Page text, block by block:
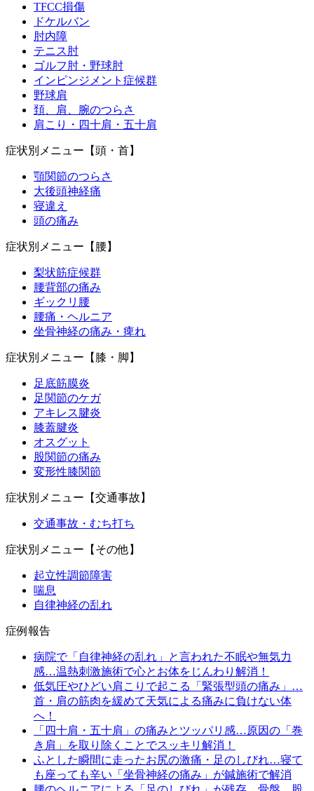
TFCC損傷
ドケルバン
肘内障
テニス肘
ゴルフ肘・野球肘
インピンジメント症候群
野球肩
頚、肩、腕のつらさ
肩こり・四十肩・五十肩
症状別メニュー【頭・首】
顎関節のつらさ
大後頭神経痛
寝違え
頭の痛み
症状別メニュー【腰】
梨状筋症候群
腰背部の痛み
ギックリ腰
腰痛・ヘルニア
坐骨神経の痛み・痺れ
症状別メニュー【膝・脚】
足底筋膜炎
足関節のケガ
アキレス腱炎
膝蓋腱炎
オスグット
股関節の痛み
変形性膝関節
症状別メニュー【交通事故】
交通事故・むち打ち
症状別メニュー【その他】
起立性調節障害
喘息
自律神経の乱れ
症例報告
病院で「自律神経の乱れ」と言われた不眠や無気力
感…温熱刺激施術で心とお体をじんわり解消！
低気圧やひどい肩こりで起こる「緊張型頭の痛み」…
首・肩の筋肉を緩めて天気による痛みに負けない体
へ！
「四十肩・五十肩」の痛みとツッパリ感…原因の「巻
き肩」を取り除くことでスッキリ解消！
ふとした瞬間に走ったお尻の激痛・足のしびれ…寝て
も座っても辛い「坐骨神経の痛み」が鍼施術で解消